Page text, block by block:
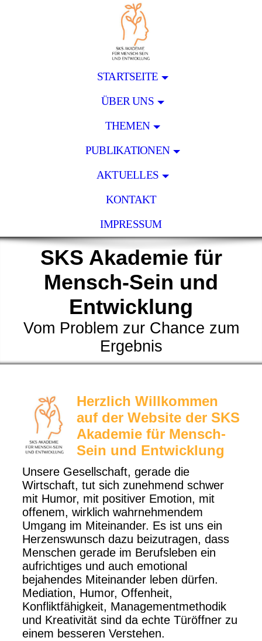
STARTSEITE
ÜBER UNS
THEMEN
PUBLIKATIONEN
AKTUELLES
KONTAKT
IMPRESSUM
SKS Akademie für
Mensch-Sein und
Entwicklung
Vom Problem zur Chance zum
Ergebnis
Herzlich Willkommen
auf der Website der SKS
Akademie für Mensch-
Sein und Entwicklung
Unsere Gesellschaft, gerade die
Wirtschaft, tut sich zunehmend schwer
mit Humor, mit positiver Emotion, mit
offenem, wirklich wahrnehmendem
Umgang im Miteinander. Es ist uns ein
Herzenswunsch dazu beizutragen, dass
Menschen gerade im Berufsleben ein
aufrichtiges und auch emotional
bejahendes Miteinander leben dürfen.
Mediation, Humor, Offenheit,
Konfliktfähigkeit, Managementmethodik
und Kreativität sind da echte Türöffner zu
einem besseren Verstehen.